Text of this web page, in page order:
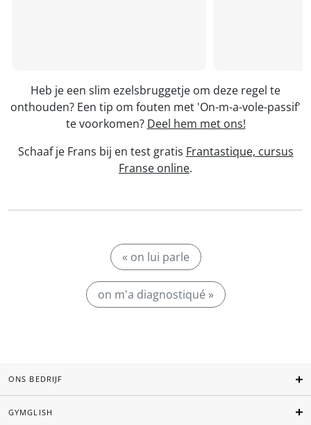
Heb je een slim ezelsbruggetje om deze regel te
onthouden? Een tip om fouten met 'On-m-a-vole-passif'
te voorkomen? Deel hem met ons!
Schaaf je Frans bij en test gratis Frantastique, cursus
Franse online.
« on lui parle
on m'a diagnostiqué »
ONS BEDRIJF
GYMGLISH